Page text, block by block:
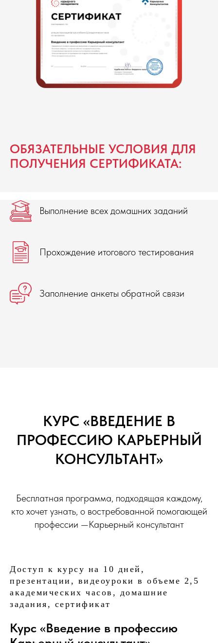
ОБЯЗАТЕЛЬНЫЕ УСЛОВИЯ ДЛЯ
ПОЛУЧЕНИЯ СЕРТИФИКАТА:
Выполнение всех домашних заданий
Прохождение итогового тестирования
Заполнение анкеты обратной связи
КУРС «ВВЕДЕНИЕ В
ПРОФЕССИЮ КАРЬЕРНЫЙ
КОНСУЛЬТАНТ»
Бесплатная программа, подходящая каждому,
кто хочет узнать, о востребованной помогающей
профессии —Карьерный консультант
Доступ к курсу на 10 дней,
презентации, видеоуроки в объеме 2,5
академических часов, домашние
задания, сертификат
Курс «Введение в профессию